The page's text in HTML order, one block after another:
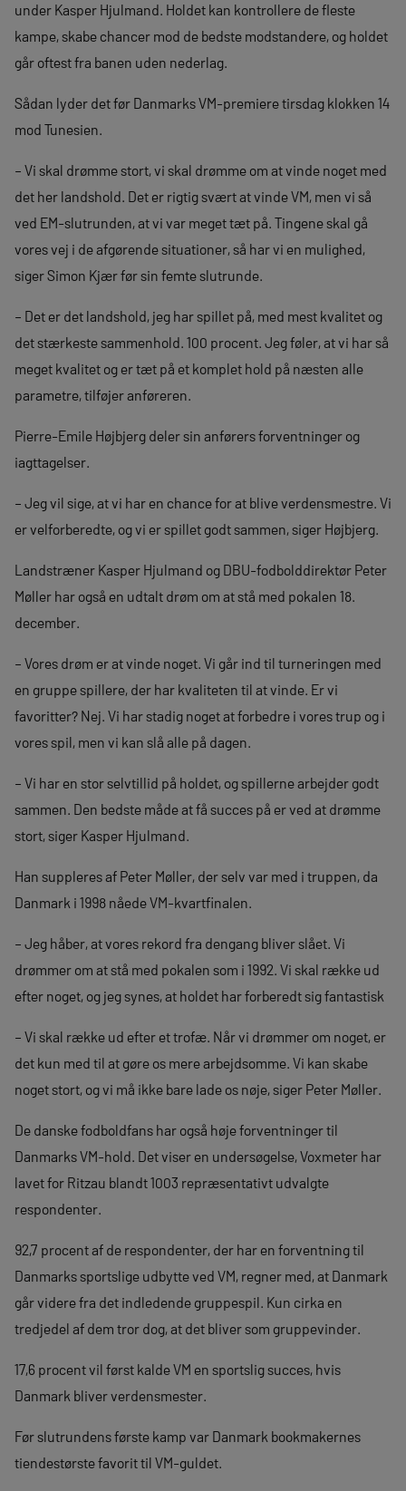
under Kasper Hjulmand. Holdet kan kontrollere de fleste
kampe, skabe chancer mod de bedste modstandere, og holdet
går oftest fra banen uden nederlag.
Sådan lyder det før Danmarks VM-premiere tirsdag klokken 14
mod Tunesien.
– Vi skal drømme stort, vi skal drømme om at vinde noget med
det her landshold. Det er rigtig svært at vinde VM, men vi så
ved EM-slutrunden, at vi var meget tæt på. Tingene skal gå
vores vej i de afgørende situationer, så har vi en mulighed,
siger Simon Kjær før sin femte slutrunde.
– Det er det landshold, jeg har spillet på, med mest kvalitet og
det stærkeste sammenhold. 100 procent. Jeg føler, at vi har så
meget kvalitet og er tæt på et komplet hold på næsten alle
parametre, tilføjer anføreren.
Pierre-Emile Højbjerg deler sin anførers forventninger og
iagttagelser.
– Jeg vil sige, at vi har en chance for at blive verdensmestre. Vi
er velforberedte, og vi er spillet godt sammen, siger Højbjerg.
Landstræner Kasper Hjulmand og DBU-fodbolddirektør Peter
Møller har også en udtalt drøm om at stå med pokalen 18.
december.
– Vores drøm er at vinde noget. Vi går ind til turneringen med
en gruppe spillere, der har kvaliteten til at vinde. Er vi
favoritter? Nej. Vi har stadig noget at forbedre i vores trup og i
vores spil, men vi kan slå alle på dagen.
– Vi har en stor selvtillid på holdet, og spillerne arbejder godt
sammen. Den bedste måde at få succes på er ved at drømme
stort, siger Kasper Hjulmand.
Han suppleres af Peter Møller, der selv var med i truppen, da
Danmark i 1998 nåede VM-kvartfinalen.
– Jeg håber, at vores rekord fra dengang bliver slået. Vi
drømmer om at stå med pokalen som i 1992. Vi skal række ud
efter noget, og jeg synes, at holdet har forberedt sig fantastisk
– Vi skal række ud efter et trofæ. Når vi drømmer om noget, er
det kun med til at gøre os mere arbejdsomme. Vi kan skabe
noget stort, og vi må ikke bare lade os nøje, siger Peter Møller.
De danske fodboldfans har også høje forventninger til
Danmarks VM-hold. Det viser en undersøgelse, Voxmeter har
lavet for Ritzau blandt 1003 repræsentativt udvalgte
respondenter.
92,7 procent af de respondenter, der har en forventning til
Danmarks sportslige udbytte ved VM, regner med, at Danmark
går videre fra det indledende gruppespil. Kun cirka en
tredjedel af dem tror dog, at det bliver som gruppevinder.
17,6 procent vil først kalde VM en sportslig succes, hvis
Danmark bliver verdensmester.
Før slutrundens første kamp var Danmark bookmakernes
tiendestørste favorit til VM-guldet.